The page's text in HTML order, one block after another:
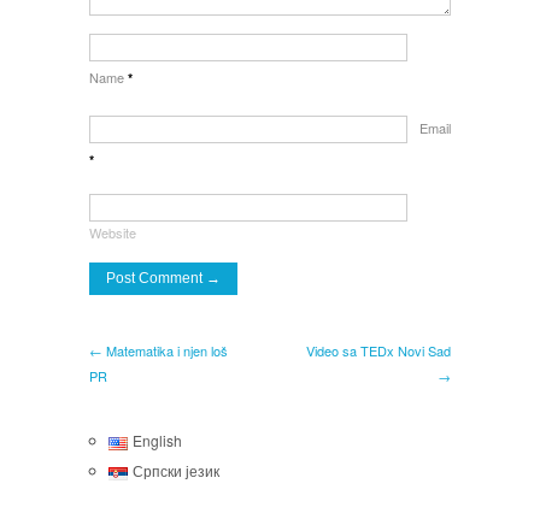
Name *
Email
*
Website
← Matematika i njen loš
PR
Video sa TEDx Novi Sad
→
English
Српски језик